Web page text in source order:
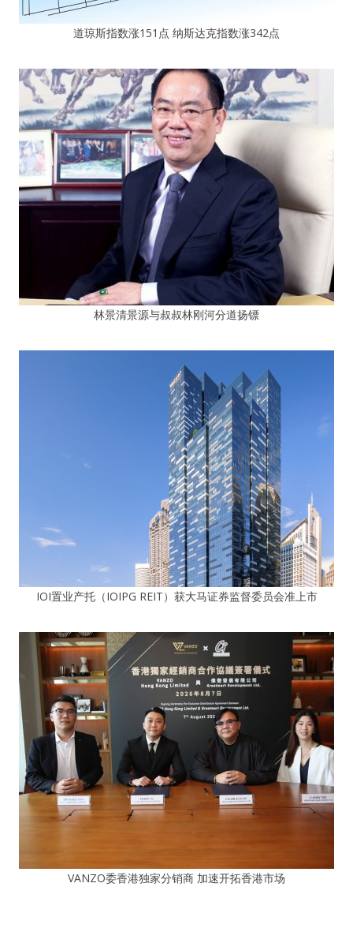
道琼斯指数涨151点 纳斯达克指数涨342点
林景清景源与叔叔林刚河分道扬镖
IOI置业产托（IOIPG REIT）获大马证券监督委员会准上市
VANZO委香港独家分销商 加速开拓香港市场